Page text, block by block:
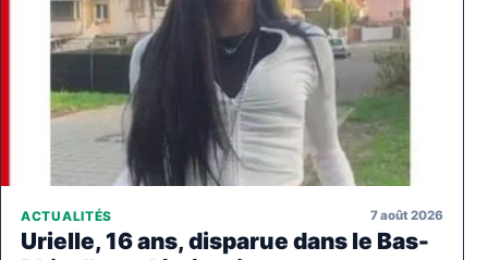
ACTUALITÉS 7 août 2026
Urielle, 16 ans, disparue dans le Bas-